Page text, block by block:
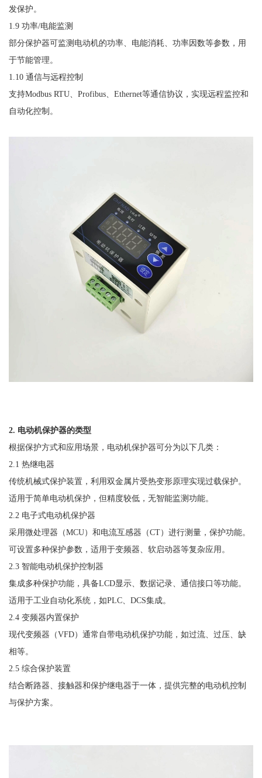
发保护。
1.9 功率/电能监测
部分保护器可监测电动机的功率、电能消耗、功率因数等参数，用
于节能管理。
1.10 通信与远程控制
支持Modbus RTU、Profibus、Ethernet等通信协议，实现远程监控和
自动化控制。
2. 电动机保护器的类型
根据保护方式和应用场景，电动机保护器可分为以下几类：
2.1 热继电器
传统机械式保护装置，利用双金属片受热变形原理实现过载保护。
适用于简单电动机保护，但精度较低，无智能监测功能。
2.2 电子式电动机保护器
采用微处理器（MCU）和电流互感器（CT）进行测量，保护功能。
可设置多种保护参数，适用于变频器、软启动器等复杂应用。
2.3 智能电动机保护控制器
集成多种保护功能，具备LCD显示、数据记录、通信接口等功能。
适用于工业自动化系统，如PLC、DCS集成。
2.4 变频器内置保护
现代变频器（VFD）通常自带电动机保护功能，如过流、过压、缺
相等。
2.5 综合保护装置
结合断路器、接触器和保护继电器于一体，提供完整的电动机控制
与保护方案。